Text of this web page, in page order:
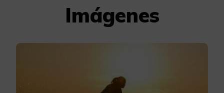
Imágenes